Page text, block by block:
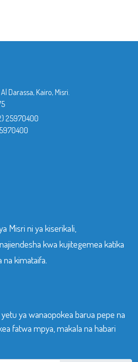
Darassa, Kairo, Misri.
25970400
Misri ni ya kiserikali,
kwa kujitegemea katika
na kimataifa.
ya wanaopokea barua pepe na
fatwa mpya, makala na habari